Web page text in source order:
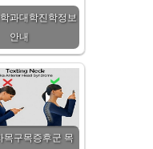
과대학진학정보
안내
목구목증후군 목